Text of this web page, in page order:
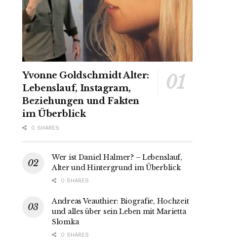
Yvonne Goldschmidt Alter:
Lebenslauf, Instagram,
Beziehungen und Fakten
im Überblick
0 SHARES
Wer ist Daniel Halmer? – Lebenslauf,
Alter und Hintergrund im Überblick
0 SHARES
Andreas Veauthier: Biografie, Hochzeit
und alles über sein Leben mit Marietta
Slomka
0 SHARES